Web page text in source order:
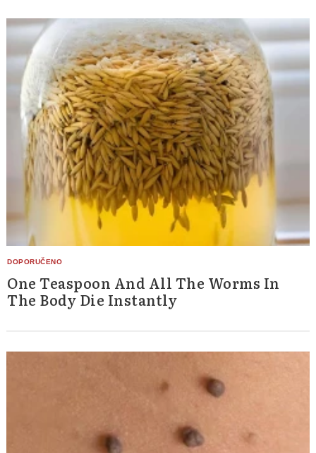
One Teaspoon And All The Worms In
The Body Die Instantly